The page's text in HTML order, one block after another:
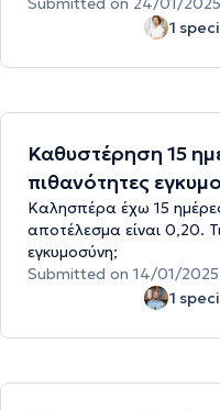
1
Καθυστέρηση 15
πιθανότητες
Καλησπέρα έχω 15
αποτέλεσμα είναι 0,20.
εγκυμοσύνη;
Submitted on 14/01/2025
1